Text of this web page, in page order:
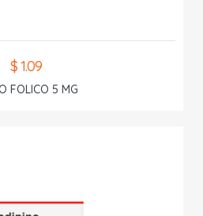
$ 1.09
FOLICO 5 MG